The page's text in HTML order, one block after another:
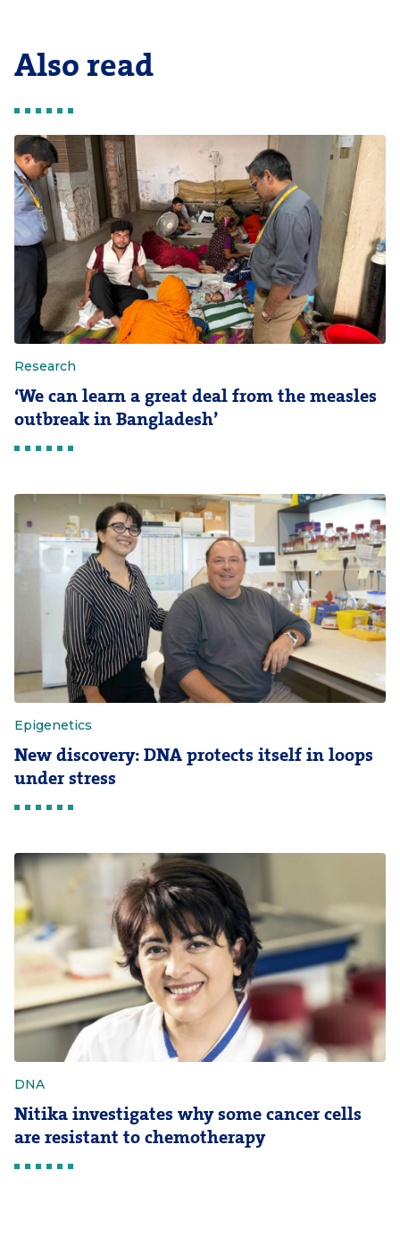
Also read
Research
‘We can learn a great deal from the measles
outbreak in Bangladesh’
Epigenetics
New discovery: DNA protects itself in loops
under stress
DNA
Nitika investigates why some cancer cells
are resistant to chemotherapy